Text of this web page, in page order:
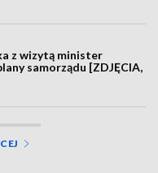
z wizytą minister
samorządu [ZDJĘCIA,